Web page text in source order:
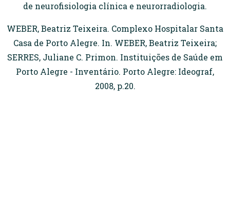
de neurofisiologia clínica e neurorradiologia.
WEBER, Beatriz Teixeira. Complexo Hospitalar Santa
Casa de Porto Alegre. In. WEBER, Beatriz Teixeira;
SERRES, Juliane C. Primon. Instituições de Saúde em
Porto Alegre - Inventário. Porto Alegre: Ideograf,
2008, p.20.